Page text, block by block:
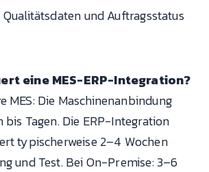
Qualitätsdaten und Auftragsstatus
eine MES-ERP-Integration?
MES: Die Maschinenanbindung
Tagen. Die ERP-Integration
typischerweise 2–4 Wochen
und Test. Bei On-Premise: 3–6